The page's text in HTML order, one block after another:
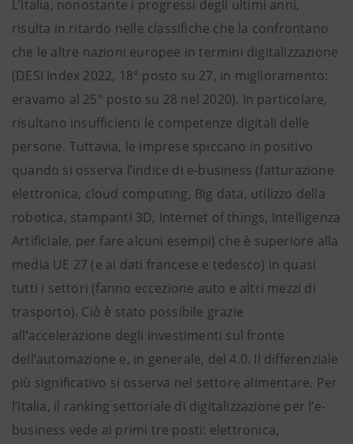
L’Italia, nonostante i progressi degli ultimi anni,
risulta in ritardo nelle classifiche che la confrontano
che le altre nazioni europee in termini digitalizzazione
(DESI Index 2022, 18° posto su 27, in miglioramento:
eravamo al 25° posto su 28 nel 2020). In particolare,
risultano insufficienti le competenze digitali delle
persone. Tuttavia, le imprese spiccano in positivo
quando si osserva l’indice di e-business (fatturazione
elettronica, cloud computing, Big data, utilizzo della
robotica, stampanti 3D, Internet of things, Intelligenza
Artificiale, per fare alcuni esempi) che è superiore alla
media UE 27 (e ai dati francese e tedesco) in quasi
tutti i settori (fanno eccezione auto e altri mezzi di
trasporto). Ciò è stato possibile grazie
all’accelerazione degli investimenti sul fronte
dell’automazione e, in generale, del 4.0. Il differenziale
più significativo si osserva nel settore alimentare. Per
l’Italia, il ranking settoriale di digitalizzazione per l’e-
business vede ai primi tre posti: elettronica,